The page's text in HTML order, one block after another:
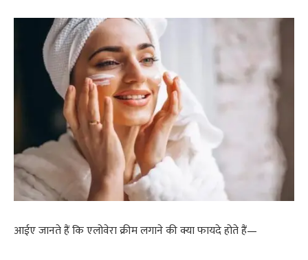
आईए जानते हैं कि एलोवेरा क्रीम लगाने की क्या फायदे होते हैं—